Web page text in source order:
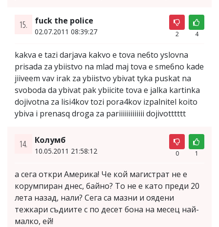
15. fuck the police
02.07.2011 08:39:27 2 4
kakva e tazi darjava kakvo e tova ne6to yslovna
prisada za ybiistvo na mlad maj tova e sme6no kade
jiiveem vav irak za ybiistvo ybivat tyka puskat na
svoboda da ybivat pak ybiicite tova e jalka kartinka
dojivotna za lisi4kov tozi pora4kov izpalnitel koito
ybiva i prenasq droga za pariiiiiiiiiiiii dojivotttttt
14. Колумб
10.05.2011 21:58:12 0 1
а сега откри Америка! Че кой магистрат не е
корумпиран днес, байно? То не е като преди 20
лета назад, нали? Сега са мазни и оядени
тежкари съдиите с по десет бона на месец най-
малко, ей!